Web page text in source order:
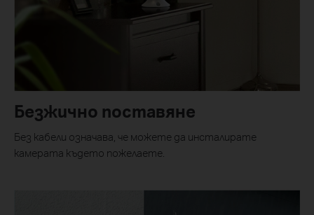
Безжично поставяне
Без кабели означава, че можете да инсталирате
камерата където пожелаете.